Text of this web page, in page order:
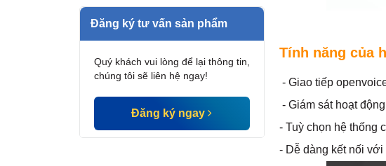
Đăng ký tư vấn sản phẩm
Quý khách vui lòng để lại thông tin,
chúng tôi sẽ liên hệ ngay!
Đăng ký ngay
Tính năng của
- Giao tiếp
- Giám sát hoạt
- Tuỳ chọn hệ thống
- Dễ dàng kết nối